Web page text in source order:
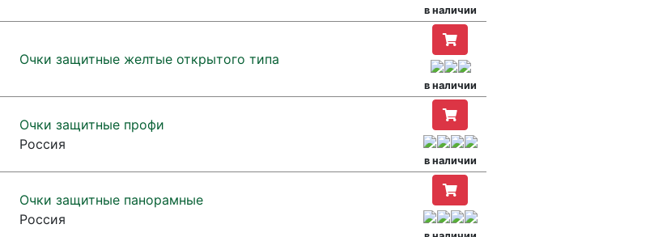
в наличии
Очки защитные желтые открытого типа
в наличии
Очки защитные профи
Россия
в наличии
Очки защитные панорамные
Россия